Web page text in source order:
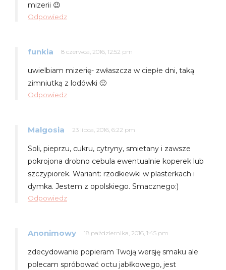
mizerii 😉
Odpowiedz
funkia 8 czerwca, 2016, 12:52 pm
uwielbiam mizerię- zwłaszcza w ciepłe dni, taką
zimniutką z lodówki 🙂
Odpowiedz
Malgosia 23 lipca, 2016, 6:22 pm
Soli, pieprzu, cukru, cytryny, smietany i zawsze
pokrojona drobno cebula ewentualnie koperek lub
szczypiorek. Wariant: rzodkiewki w plasterkach i
dymka. Jestem z opolskiego. Smacznego:)
Odpowiedz
Anonimowy 18 października, 2016, 1:45 pm
zdecydowanie popieram Twoją wersję smaku ale
polecam spróbować octu jabłkowego, jest